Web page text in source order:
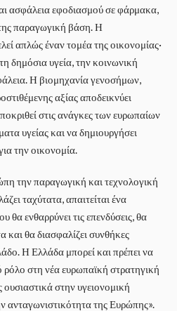
ασφάλεια εφοδιασμού σε φάρμακα,
της παραγωγική βάση. Η
απλώς έναν τομέα της οικονομίας·
δημόσια υγεία, την κοινωνική
Η βιομηχανία γενοσήμων,
αξίας αποδεικνύει
στις ανάγκες των ευρωπαίων
υγείας και να δημιουργήσει
την οικονομία.
την παραγωγική και τεχνολογική
ταχύτατα, απαιτείται ένα
θα ενθαρρύνει τις επενδύσεις, θα
και θα διασφαλίζει συνθήκες
Η Ελλάδα μπορεί και πρέπει να
ρόλο στη νέα ευρωπαϊκή στρατηγική
στην υγειονομική
ανταγωνιστικότητα της Ευρώπης».